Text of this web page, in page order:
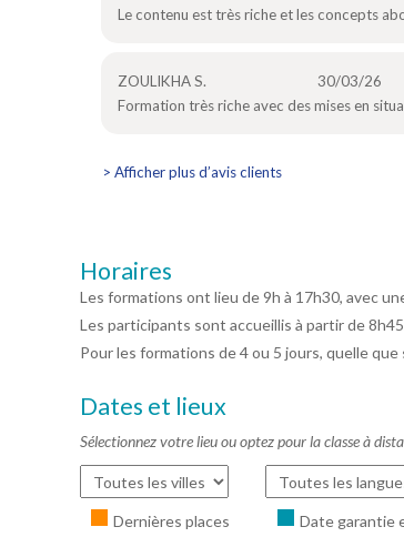
Le contenu est très riche et les concepts
ZOULIKHA S. 30/03/26
Formation très riche avec des mises en
> Afficher plus d’avis clients
Horaires
Les formations ont lieu de 9h à 17h30, avec
Les participants sont accueillis à partir de
Pour les formations de 4 ou 5 jours, quelle
Dates et lieux
Sélectionnez votre lieu ou optez pour la classe à
Dernières places Date garantie